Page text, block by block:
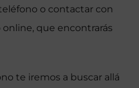
o contactar con
que encontrarás
te iremos a buscar allá